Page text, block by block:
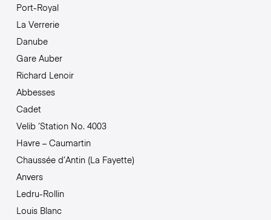
Port-Royal
La Verrerie
Danube
Gare Auber
Richard Lenoir
Abbesses
Cadet
Velib ‘Station No. 4003
Havre – Caumartin
Chaussée d’Antin (La Fayette)
Anvers
Ledru-Rollin
Louis Blanc